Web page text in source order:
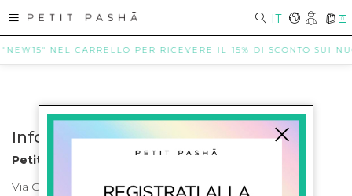
IT 0
NEL CARRELLO PER RICEVERE IL 15% DI SCONTO SUI
Info contatti
Petit Pasha
Via Cilea, 255 Napoli Corso Umberto I 301 Napoli